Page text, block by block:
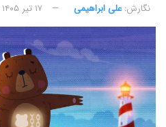
نگارش:‌ علی ابراهیمی ۱۷ تیر ۱۴۰۵ - ۱۵:۳۵